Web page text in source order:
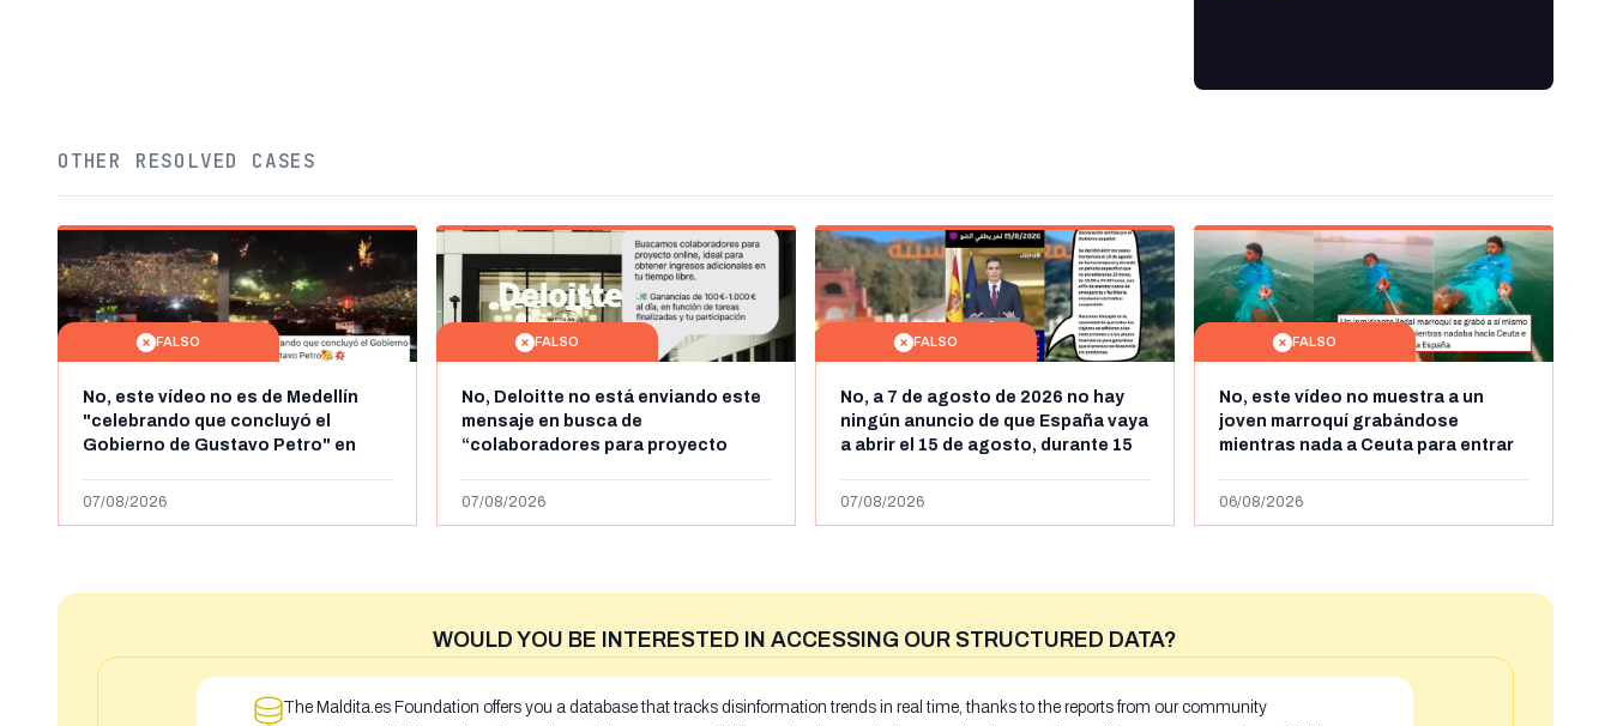
OTHER RESOLVED CASES
FALSO
No, este vídeo no es de Medellín
"celebrando que concluyó el
Gobierno de Gustavo Petro" en
de 2024
07/08/2026
FALSO
No, Deloitte no está enviando este
mensaje en busca de
“colaboradores para proyecto
1.000 euros al día: es un timo
07/08/2026
FALSO
No, a 7 de agosto de 2026 no hay
ningún anuncio de que España vaya
a abrir el 15 de agosto, durante 15
y Ceuta
07/08/2026
FALSO
No, este vídeo no muestra a un
joven marroquí grabándose
mientras nada a Ceuta para entrar
más de 450km de Ceuta y el autor lo
06/08/2026
WOULD YOU BE INTERESTED IN ACCESSING OUR STRUCTURED DATA?
The Maldita.es Foundation offers you a database that tracks disinformation trends in real time, thanks to the reports from our community